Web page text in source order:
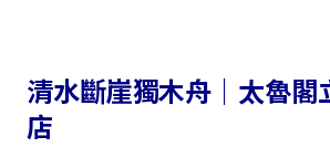
清水斷崖獨木舟｜太魯閣
店